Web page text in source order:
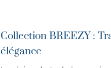
Collection BREEZY :
élégance